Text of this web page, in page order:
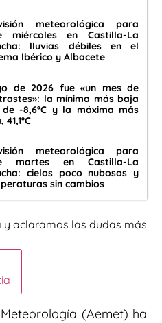
meteorológica para
miércoles en Castilla-La
lluvias débiles en el
Ibérico y Albacete
de 2026 fue «un mes de
la mínima más baja
-8,6ºC y la máxima más
meteorológica para
martes en Castilla-La
cielos poco nubosos y
sin cambios
y aclaramos las dudas más
(Aemet) ha